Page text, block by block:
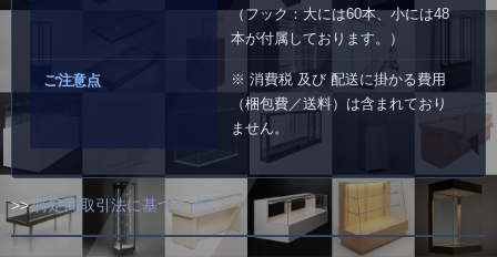
（フック：大には60本、小には48
本が付属しております。）
ご注意点
※ 消費税 及び 配送に掛かる費用
（梱包費／送料）は含まれており
ません。
>>特定商取引法に基づく表示